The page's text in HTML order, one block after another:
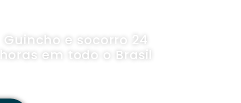
Guincho e socorro 24
horas em todo o Brasil